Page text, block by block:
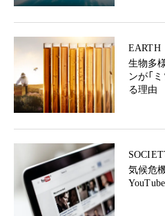
EARTH
生物多
ンが「
る理由
気候危